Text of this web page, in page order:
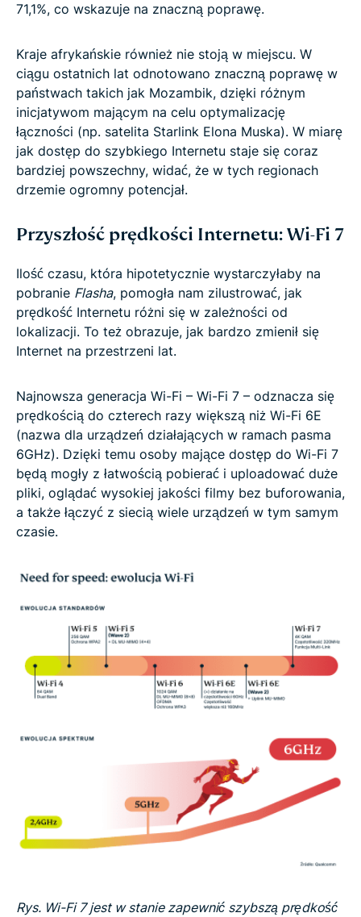
71,1%, co wskazuje na znaczną poprawę.
Kraje afrykańskie również nie stoją w miejscu. W
ciągu ostatnich lat odnotowano znaczną poprawę w
państwach takich jak Mozambik, dzięki różnym
inicjatywom mającym na celu optymalizację
łączności (np. satelita Starlink Elona Muska). W miarę
jak dostęp do szybkiego Internetu staje się coraz
bardziej powszechny, widać, że w tych regionach
drzemie ogromny potencjał.
Przyszłość prędkości Internetu: Wi-Fi 7
Ilość czasu, która hipotetycznie wystarczyłaby na
pobranie Flasha, pomogła nam zilustrować, jak
prędkość Internetu różni się w zależności od
lokalizacji. To też obrazuje, jak bardzo zmienił się
Internet na przestrzeni lat.
Najnowsza generacja Wi-Fi – Wi-Fi 7 – odznacza się
prędkością do czterech razy większą niż Wi-Fi 6E
(nazwa dla urządzeń działających w ramach pasma
6GHz). Dzięki temu osoby mające dostęp do Wi-Fi 7
będą mogły z łatwością pobierać i uploadować duże
pliki, oglądać wysokiej jakości filmy bez buforowania,
a także łączyć z siecią wiele urządzeń w tym samym
czasie.
Rys. Wi-Fi 7 jest w stanie zapewnić szybszą prędkość